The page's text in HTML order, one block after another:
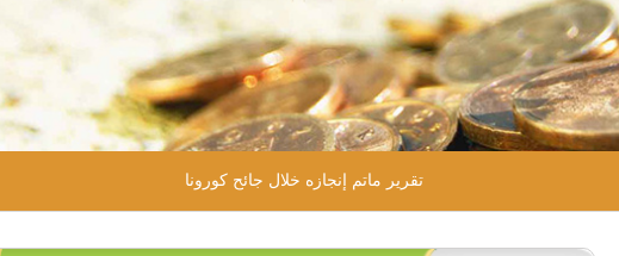
التقرير السنوي لجمعية البر الخيرية بابن شريم للعام 201م